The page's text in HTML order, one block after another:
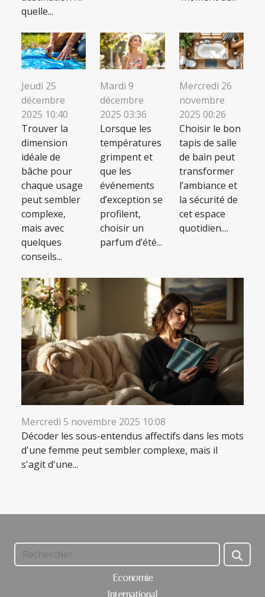
quelle...
Jeudi 25
décembre
2025 10:40
Trouver la
dimension
idéale de
bâche pour
chaque usage
peut sembler
complexe,
mais avec
quelques
conseils...
Mardi 9
décembre
2025 03:36
Lorsque les
températures
grimpent et
que les
événements
d’exception se
profilent,
choisir un
parfum d’été...
Mercredi 26
novembre
2025 00:26
Choisir le bon
tapis de salle
de bain peut
transformer
l’ambiance et
la sécurité de
cet espace
quotidien....
Mercredi 5 novembre 2025 10:08
Décoder les sous-entendus affectifs dans les mots
d'une femme peut sembler complexe, mais il
s'agit d'une...
Economie
International